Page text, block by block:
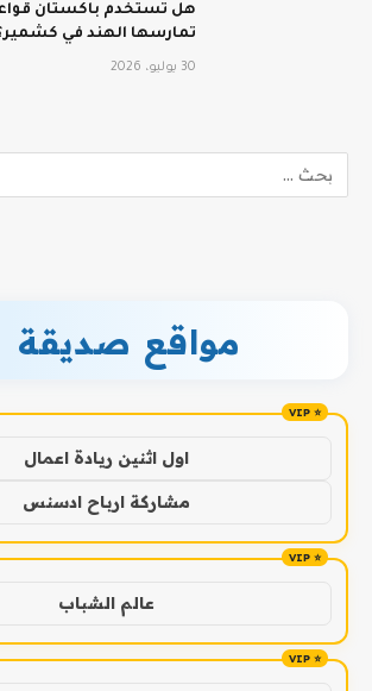
هل تستخدم باكستان
تمارسها الهند في
30 يوليو، 2026
مواقع صديقة
اول اثنين ريادة اعمال
مشاركة ارباح ادسنس
عالم الشباب